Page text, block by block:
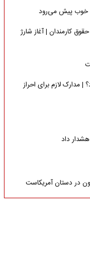
خوب پیش می‌رود
بحساب حقوق کارمندان | آغاز شارژ
| مدارک لازم برای احراز
داد
در دستان آمریکاست